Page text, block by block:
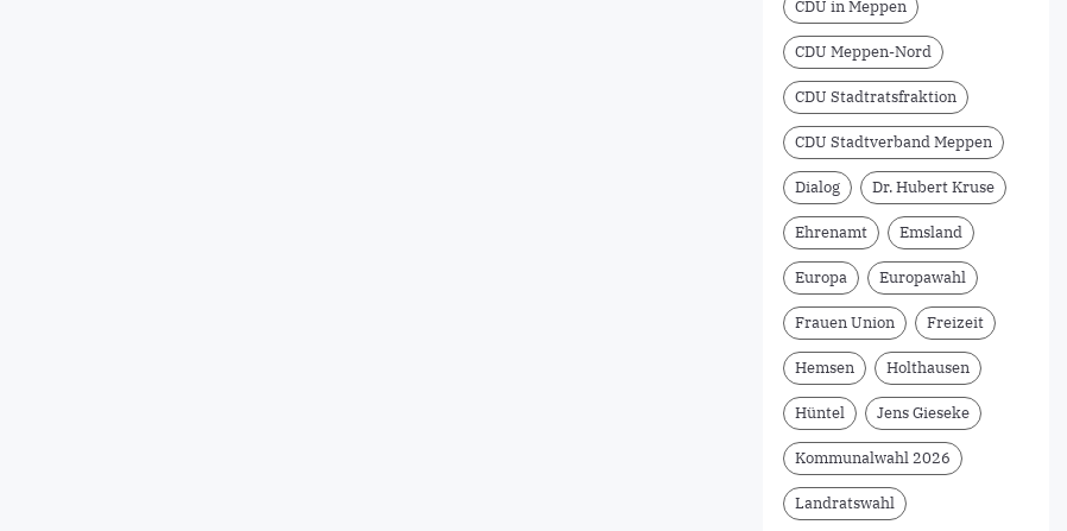
CDU in Meppen
CDU Meppen-Nord
CDU Stadtratsfraktion
CDU Stadtverband Meppen
Dialog Dr. Hubert Kruse
Ehrenamt Emsland
Europa Europawahl
Frauen Union Freizeit
Hemsen Holthausen
Hüntel Jens Gieseke
Kommunalwahl 2026
Landratswahl